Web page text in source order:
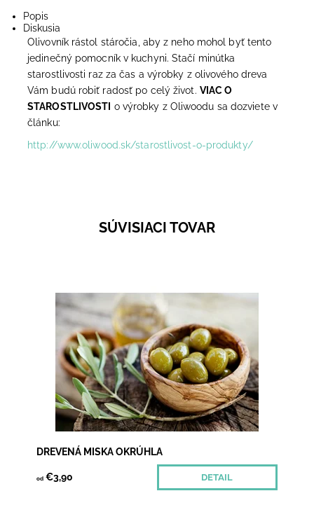
Popis
Diskusia
Olivovník rástol stáročia, aby z neho mohol byť tento
jedinečný pomocník v kuchyni. Stačí minútka
starostlivosti raz za čas a výrobky z olivového dreva
Vám budú robiť radosť po celý život. VIAC O
STAROSTLIVOSTI o výrobky z Oliwoodu sa dozviete v
článku:
http://www.oliwood.sk/starostlivost-o-produkty/
SÚVISIACI TOVAR
Drevená miska z olivového dreva spraví dokonalou
každé Vaše jedlo - stačí si vybrať veľkosť. Menšie
kúsky sú ideálne na dipy, salsy, olivy...
Dostupnosť:
Skladom
DREVENÁ MISKA OKRÚHLA
od €3,90 DETAIL